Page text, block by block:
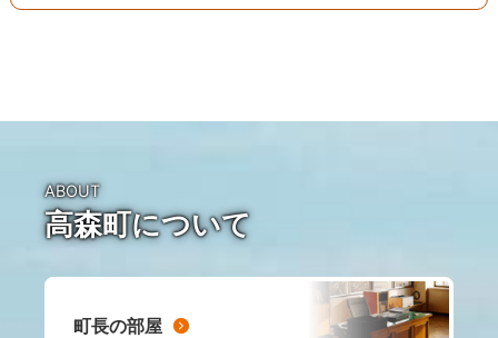
ABOUT
高森町について
町長の部屋